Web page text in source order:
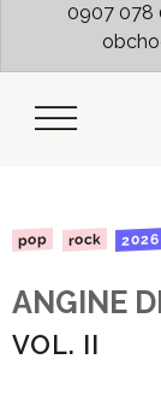
0907 078
pop rock 2026
ANGINE
VOL. II